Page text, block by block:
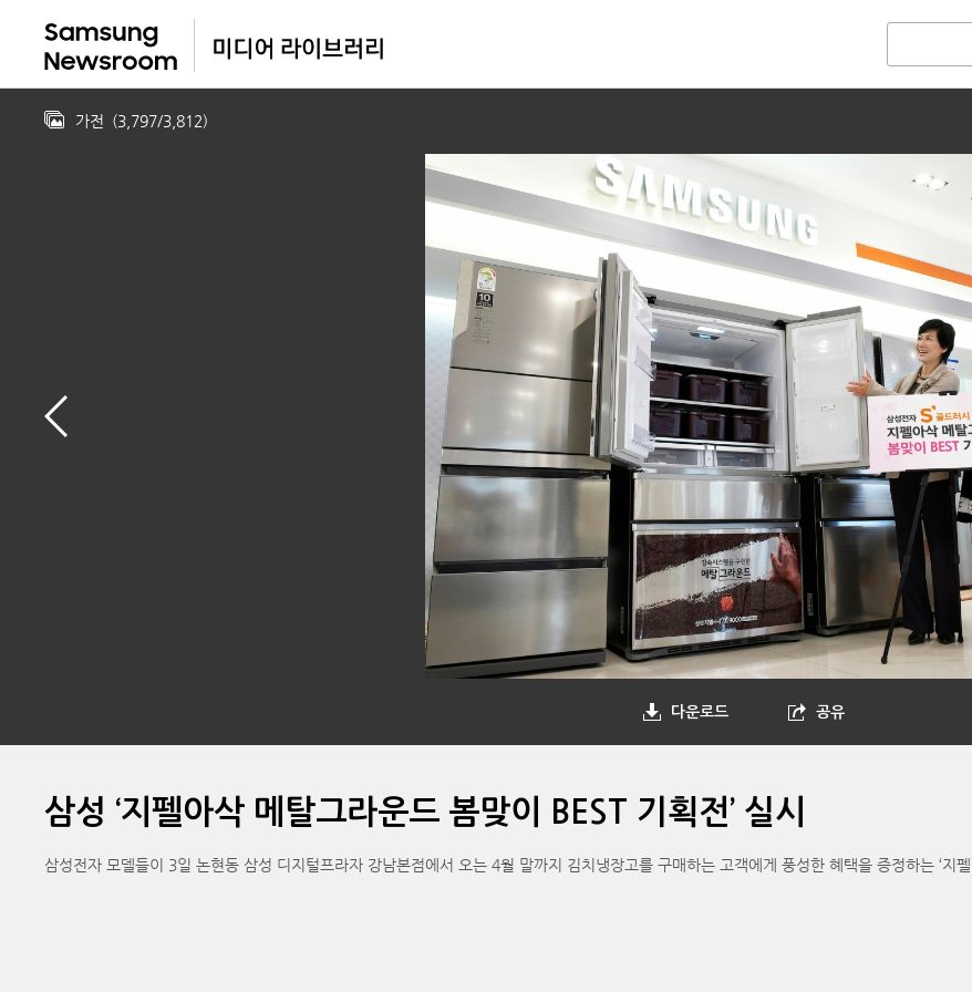
가전 (3,797/3,812)
다운로드 공유
삼성 ‘지펠아삭 메탈그라운드 봄맞이 BEST 기획전’ 실시
삼성전자 모델들이 3일 논현동 삼성 디지털프라자 강남본점에서 오는 4월 말까지 김치냉장고를 구매하는 고객에게 풍성한 혜택을 증정하는 ‘지